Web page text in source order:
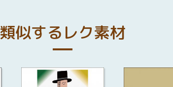
類似するレク素材